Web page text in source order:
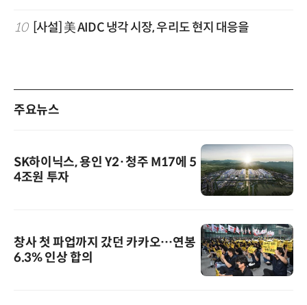
10 [사설] 美 AIDC 냉각 시장, 우리도 현지 대응을
주요뉴스
SK하이닉스, 용인 Y2·청주 M17에 5
4조원 투자
창사 첫 파업까지 갔던 카카오…연봉
6.3% 인상 합의